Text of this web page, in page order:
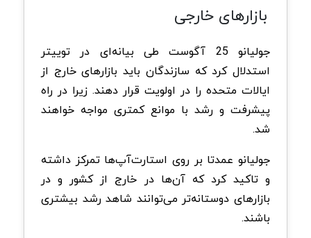
بازارهای خارجی
جولیانو 25 آگوست طی بیانه‌ای در توییتر
استدلال کرد که سازندگان باید بازارهای خارج از
ایالات متحده را در اولویت قرار دهند. زیرا در راه
پیشرفت و رشد با موانع کمتری مواجه خواهند
شد.
جولیانو عمدتا بر روی استارت‌آپ‌ها تمرکز داشته
و تاکید کرد که آن‌ها در خارج از کشور و در
بازارهای دوستانه‌تر می‌توانند شاهد رشد بیشتری
باشند.